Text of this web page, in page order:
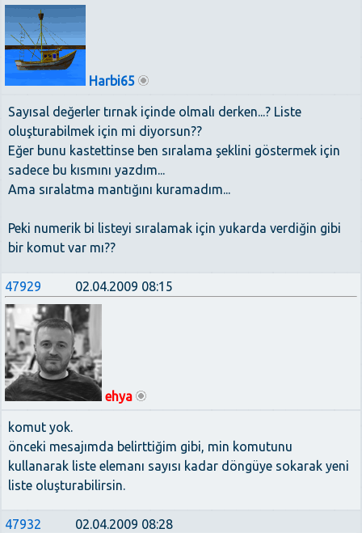
Harbi65
Sayısal değerler tırnak içinde olmalı derken...? Liste
oluşturabilmek için mi diyorsun??
Eğer bunu kastettinse ben sıralama şeklini göstermek için
sadece bu kısmını yazdım...
Ama sıralatma mantığını kuramadım...
Peki numerik bi listeyi sıralamak için yukarda verdiğin gibi
bir komut var mı??
47929 02.04.2009 08:15
ehya
komut yok.
önceki mesajımda belirttiğim gibi, min komutunu
kullanarak liste elemanı sayısı kadar döngüye sokarak yeni
liste oluşturabilirsin.
47932 02.04.2009 08:28